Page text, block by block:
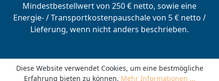
Mindestbestellwert von 250 € netto, sowie eine
Energie- / Transportkostenpauschale von 5 € netto /
Lieferung, wenn nicht anders beschrieben.
Diese Website verwendet Cookies, um eine bestmögliche
Erfahrung bieten zu können. Mehr Informationen ...